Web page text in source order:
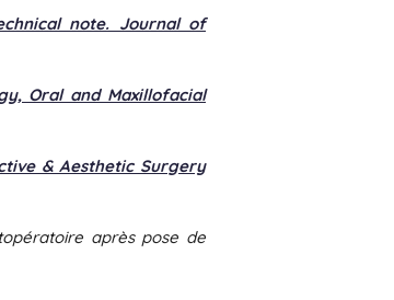
note. Journal of
Oral and Maxillofacial
& Aesthetic Surgery
après pose de